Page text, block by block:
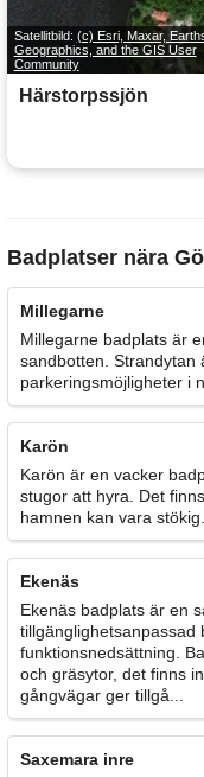
Satellitbild: (c) Esri, Maxar,
Geographics, and the GIS User
Community
Härstorpssjön
Badplatser nära
Millegarne
Millegarne badplats är
sandbotten. Strandytan
parkeringsmöjligheter i
Karön
Karön är en vacker
stugor att hyra. Det
hamnen kan vara stökig.
Ekenäs
Ekenäs badplats är en
tillgänglighetsanpassad
funktionsnedsättning.
och gräsytor, det finns
gångvägar ger tillgå...
Saxemara inre